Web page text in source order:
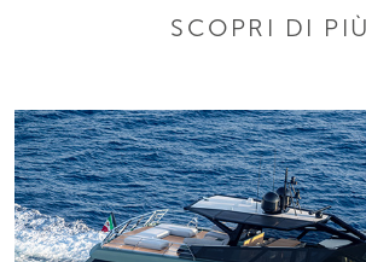
SCOPRI DI PIÙ